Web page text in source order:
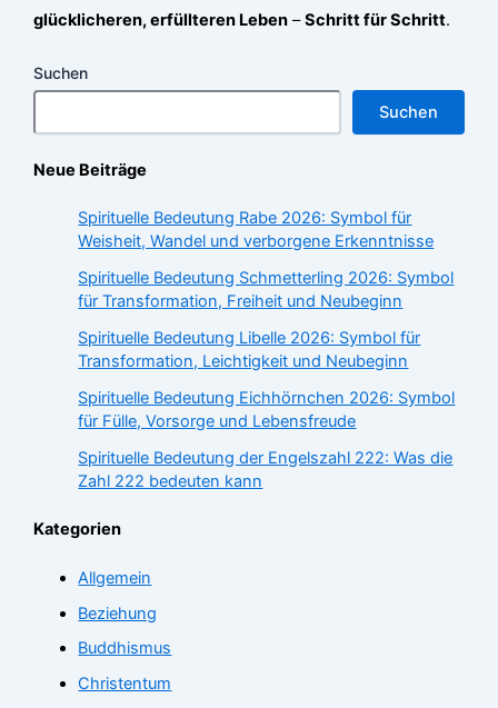
glücklicheren, erfüllteren Leben –Schritt für Schritt.
Suchen
Suchen
Neue Beiträge
Spirituelle Bedeutung Rabe 2026: Symbol für
Weisheit, Wandel und verborgene Erkenntnisse
Spirituelle Bedeutung Schmetterling 2026: Symbol
für Transformation, Freiheit und Neubeginn
Spirituelle Bedeutung Libelle 2026: Symbol für
Transformation, Leichtigkeit und Neubeginn
Spirituelle Bedeutung Eichhörnchen 2026: Symbol
für Fülle, Vorsorge und Lebensfreude
Spirituelle Bedeutung der Engelszahl 222: Was die
Zahl 222 bedeuten kann
Kategorien
Allgemein
Beziehung
Buddhismus
Christentum